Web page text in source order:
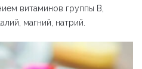
витаминов группы В,
магний, натрий.